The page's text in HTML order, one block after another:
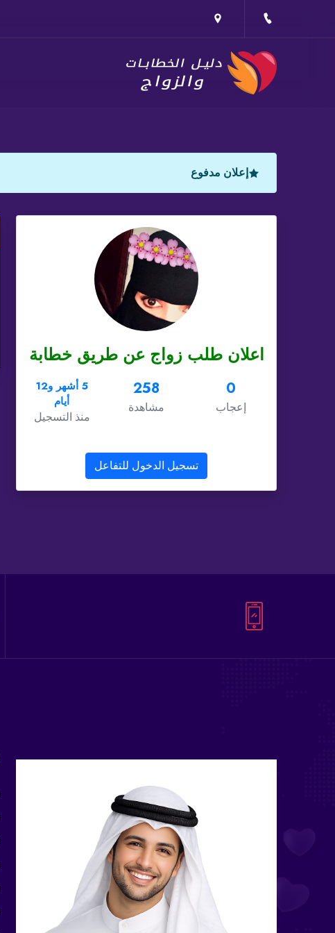
إعلان مدفوع
اعلان طلب زواج عن طريق خطابة
0
إعجاب
258
مشاهدة
5 أشهر و12
أيام
منذ التسجيل
تسجيل الدخول للتفاعل